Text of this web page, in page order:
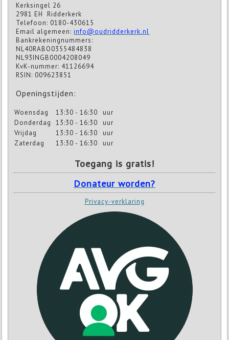
Kerksingel 26
2981 EH Ridderkerk
Telefoon: 0180-430615
Email algemeen:info@oudridderkerk.nl
Bankrekeningnummers:
NL40RABO0355484838
NL93INGB0004208049
KvK-nummer: 41126694
RSIN: 009623851
Openingstijden:
Woensdag 13:30 - 16:30
uur
Donderdag
13:30 - 16:30
uur
Vrijdag
13:30 - 16:30
uur
Zaterdag
13:30 - 16:30 uur
Toegang is gratis!
Donateur worden?
Privacy-verklaring